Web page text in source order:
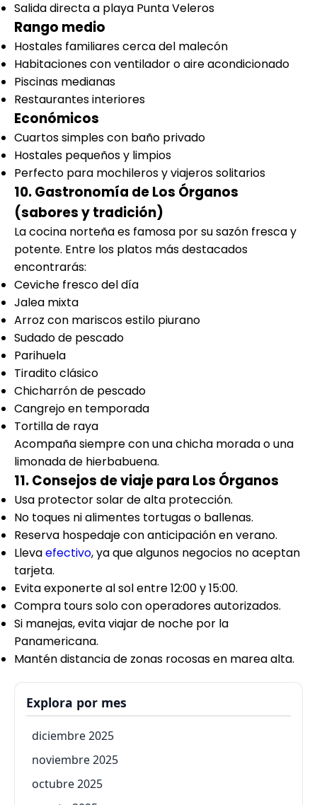
Salida directa a playa Punta Veleros
Rango medio
Hostales familiares cerca del malecón
Habitaciones con ventilador o aire acondicionado
Piscinas medianas
Restaurantes interiores
Económicos
Cuartos simples con baño privado
Hostales pequeños y limpios
Perfecto para mochileros y viajeros solitarios
10. Gastronomía de Los Órganos
(sabores y tradición)
La cocina norteña es famosa por su sazón fresca y
potente. Entre los platos más destacados
encontrarás:
Ceviche fresco del día
Jalea mixta
Arroz con mariscos estilo piurano
Sudado de pescado
Parihuela
Tiradito clásico
Chicharrón de pescado
Cangrejo en temporada
Tortilla de raya
Acompaña siempre con una chicha morada o una
limonada de hierbabuena.
11. Consejos de viaje para Los Órganos
Usa protector solar de alta protección.
No toques ni alimentes tortugas o ballenas.
Reserva hospedaje con anticipación en verano.
Llevaefectivo, ya que algunos negocios no aceptan
tarjeta.
Evita exponerte al sol entre 12:00 y 15:00.
Compra tours solo con operadores autorizados.
Si manejas, evita viajar de noche por la
Panamericana.
Mantén distancia de zonas rocosas en marea alta.
Explora por mes
diciembre 2025
noviembre 2025
octubre 2025